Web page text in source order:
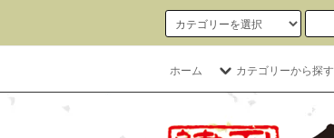
ホーム カテゴリーから探す